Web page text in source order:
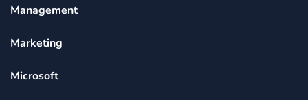
Management
Marketing
Microsoft